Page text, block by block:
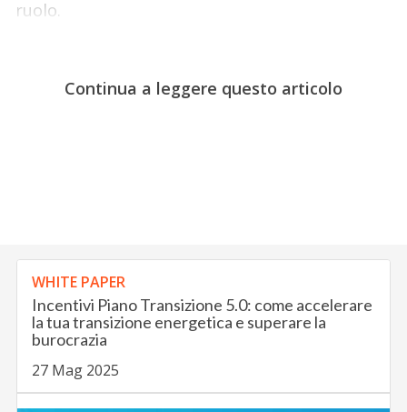
ruolo.
Continua a leggere questo articolo
WHITE PAPER
Incentivi Piano Transizione 5.0: come accelerare
la tua transizione energetica e superare la
burocrazia
27 Mag 2025